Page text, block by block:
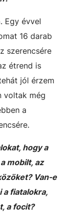
Egy évvel
16 darab
szerencsére
étrend is
jól érzem
voltak még
a
hogy a
mobilt, az
Van-e
a fiatalokra,
a focit?